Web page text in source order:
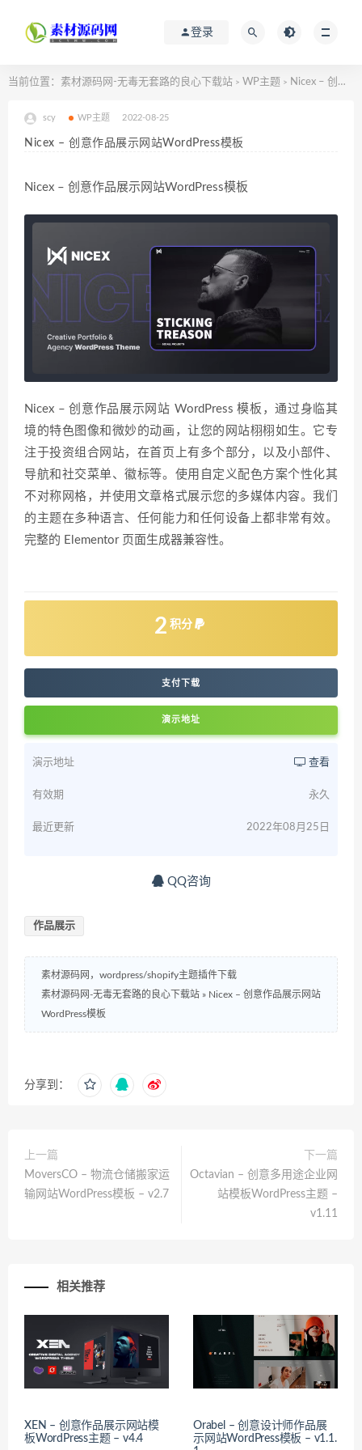
登录
当前位置： 素材源码网-无毒无套路的良心下载站 > WP主题 > Nicex – 创意作品展示网站WordPress模板
scy WP主题 2022-08-25
Nicex – 创意作品展示网站WordPress模板
Nicex – 创意作品展示网站WordPress模板
Nicex – 创意作品展示网站 WordPress 模板，通过身临其
境的特色图像和微妙的动画，让您的网站栩栩如生。它专
注于投资组合网站，在首页上有多个部分，以及小部件、
导航和社交菜单、徽标等。使用自定义配色方案个性化其
不对称网格，并使用文章格式展示您的多媒体内容。我们
的主题在多种语言、任何能力和任何设备上都非常有效。
完整的 Elementor 页面生成器兼容性。
2 积分
支付下载
演示地址
演示地址 查看
有效期 永久
最近更新 2022年08月25日
QQ咨询
作品展示
素材源码网，wordpress/shopify主题插件下载
素材源码网-无毒无套路的良心下载站 » Nicex – 创意作品展示网站
WordPress模板
分享到：
上一篇
MoversCO – 物流仓储搬家运
输网站WordPress模板 – v2.7
下一篇
Octavian – 创意多用途企业网
站模板WordPress主题 –
v1.11
相关推荐
XEN – 创意作品展示网站模
板WordPress主题 – v4.4
Orabel – 创意设计师作品展
示网站WordPress模板 – v1.1.